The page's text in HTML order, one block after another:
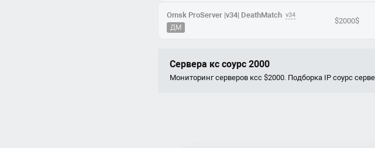
Omsk ProServer |v34| DeathMatch v34
ДМ
$2000$
Сервера кс соурс 2000
Мониторинг серверов ксс $2000. Подборка IP соурс